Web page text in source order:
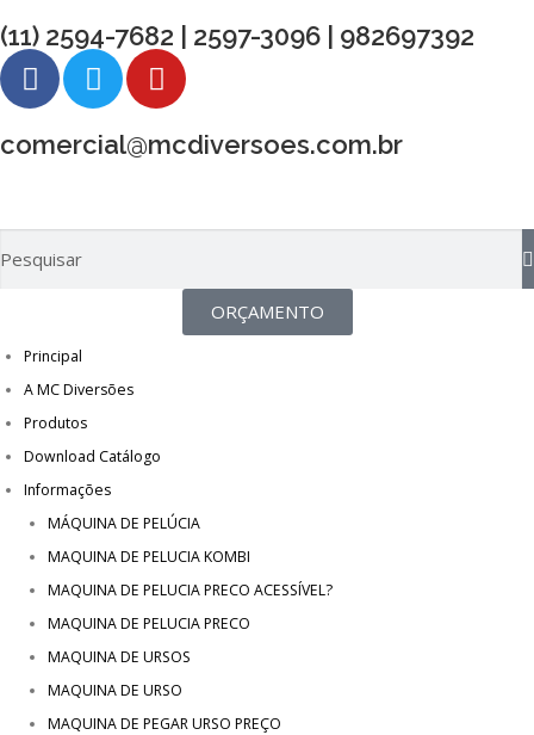
(11) 2594-7682 | 2597-3096 | 982697392
comercial@mcdiversoes.com.br
ORÇAMENTO
Principal
A MC Diversões
Produtos
Download Catálogo
Informações
MÁQUINA DE PELÚCIA
MAQUINA DE PELUCIA KOMBI
MAQUINA DE PELUCIA PRECO ACESSÍVEL?
MAQUINA DE PELUCIA PRECO
MAQUINA DE URSOS
MAQUINA DE URSO
MAQUINA DE PEGAR URSO PREÇO